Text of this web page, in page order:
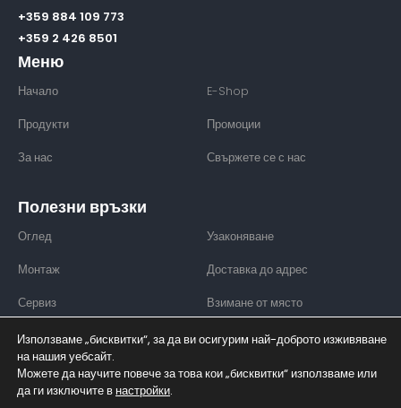
+359 884 109 773
+359 2 426 8501
Меню
Начало
Продукти
За нас
E-Shop
Промоции
Свържете се с нас
Полезни връзки
Оглед
Монтаж
Сервиз
Узаконяване
Доставка до адрес
Взимане от място
© CUBICM3 - 2026. Всички права запазени.
Използваме „бисквитки“, за да ви осигурим най-доброто изживяване
на нашия уебсайт.
Можете да научите повече за това кои „бисквитки“ използваме или
да ги изключите в настройки.